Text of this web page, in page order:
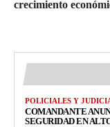
crecimiento
POLICIALES Y
COMANDANTE
SEGURIDAD EN